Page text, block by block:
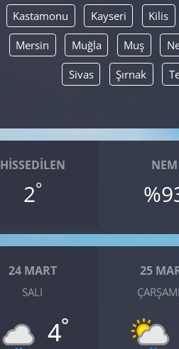
Kastamonu Kayseri Kilis
Mersin Muğla Muş
Sivas Şırnak
HISSEDILEN
2°
NEM
24 MART
SALI
4°
25